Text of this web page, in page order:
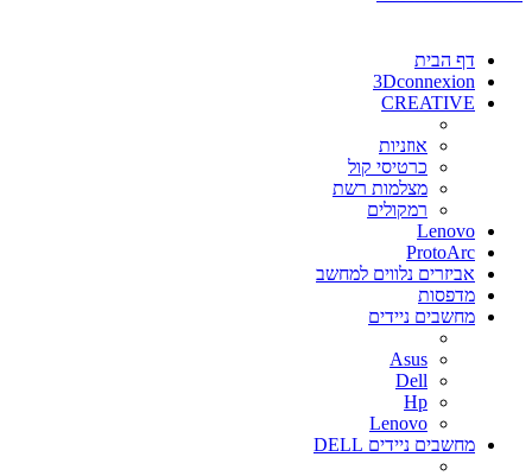
דף הבית
3Dconnexion
CREATIVE
אוזניות
כרטיסי קול
מצלמות רשת
רמקולים
Lenovo
ProtoArc
אביזרים נלווים למחשב
מדפסות
מחשבים ניידים
Asus
Dell
Hp
Lenovo
מחשבים ניידים DELL